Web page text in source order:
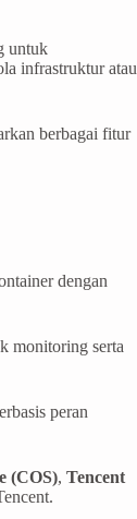
untuk
infrastruktur atau
berbagai fitur
dengan
monitoring serta
peran
(COS), Tencent